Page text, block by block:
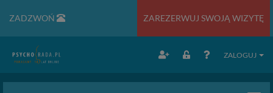
ZADZWOŃ ZAREZERWUJ SWOJĄ WIZYTĘ
ZALOGUJ